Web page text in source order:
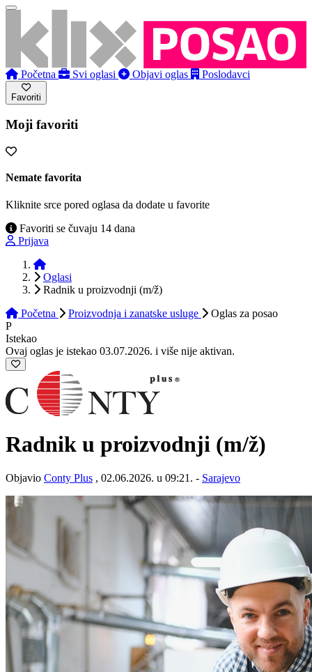
Početna Svi oglasi Objavi oglas Poslodavci
Favoriti
Moji favoriti
Nemate favorita
Kliknite srce pored oglasa da dodate u favorite
Favoriti se čuvaju 14 dana
Prijava
Početna
Oglasi
Radnik u proizvodnji (m/ž)
Početna
Proizvodnja i zanatske usluge Oglas za posao
P
Istekao
Ovaj oglas je istekao 03.07.2026. i više nije aktivan.
Radnik u proizvodnji (m/ž)
Objavio Conty Plus , 02.06.2026. u 09:21. - Sarajevo